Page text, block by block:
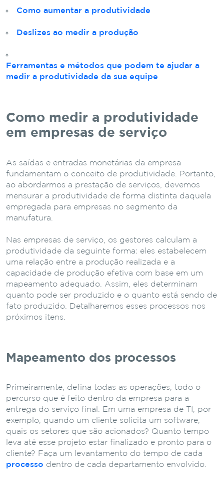
Como aumentar a produtividade
Deslizes ao medir a produção
Ferramentas e métodos que podem te ajudar a
medir a produtividade da sua equipe
Como medir a produtividade
em empresas de serviço
As saídas e entradas monetárias da empresa
fundamentam o conceito de produtividade. Portanto,
ao abordarmos a prestação de serviços, devemos
mensurar a produtividade de forma distinta daquela
empregada para empresas no segmento da
manufatura.
Nas empresas de serviço, os gestores calculam a
produtividade da seguinte forma: eles estabelecem
uma relação entre a produção realizada e a
capacidade de produção efetiva com base em um
mapeamento adequado. Assim, eles determinam
quanto pode ser produzido e o quanto está sendo de
fato produzido. Detalharemos esses processos nos
próximos itens.
Mapeamento dos processos
Primeiramente, defina todas as operações, todo o
percurso que é feito dentro da empresa para a
entrega do serviço final. Em uma empresa de TI, por
exemplo, quando um cliente solicita um software,
quais os setores que são acionados? Quanto tempo
leva até esse projeto estar finalizado e pronto para o
cliente? Faça um levantamento do tempo de cada
processo dentro de cada departamento envolvido.